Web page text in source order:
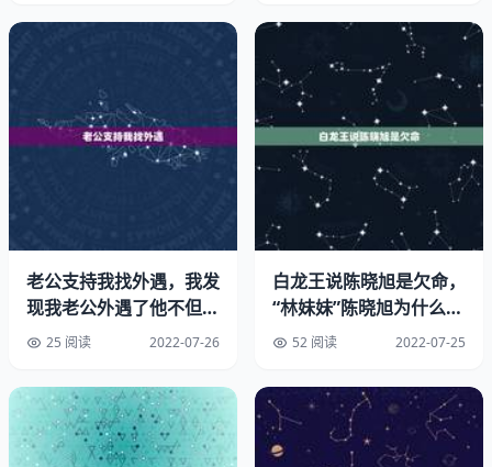
间是平等的，没有低下和高尚之分。就布尔曾在他的《昆虫
记》里写到他对生命的看法，“万物都是平等的，不管它是
老公支持我找外遇，我发
现我老公外遇了他不但不
改而且还说我也可以到外
25 阅读 2022-07-26
白龙王说陈晓旭是欠命，
“林妹妹”陈晓旭为什么说
出生就是林黛玉的命？
52 阅读 2022-07-25